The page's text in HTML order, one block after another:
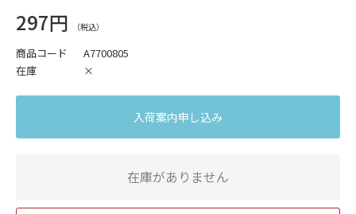
297円
商品コード
A7700805
在庫
×
入荷案内申し込み
在庫がありません